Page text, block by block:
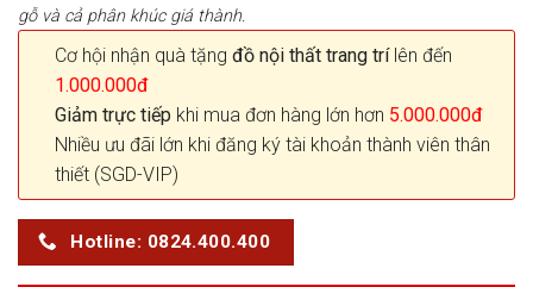
gỗ và cả phân khúc giá thành.
Cơ hội nhận quà tặng đồ nội thất trang trílên đến
1.000.000đ
Giảm trực tiếp khi mua đơn hàng lớn hơn 5.000.000đ
Nhiều ưu đãi lớn khi đăng ký tài khoản thành viên thân
thiết (SGD-VIP)
Hotline: 0824.400.400